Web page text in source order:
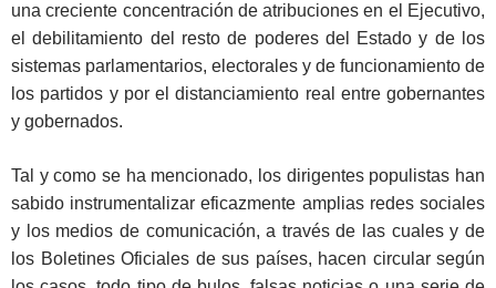
una creciente concentración de atribuciones en el Ejecutivo,
el debilitamiento del resto de poderes del Estado y de los
sistemas parlamentarios, electorales y de funcionamiento de
los partidos y por el distanciamiento real entre gobernantes
y gobernados.
Tal y como se ha mencionado, los dirigentes populistas han
sabido instrumentalizar eficazmente amplias redes sociales
y los medios de comunicación, a través de las cuales y de
los Boletines Oficiales de sus países, hacen circular según